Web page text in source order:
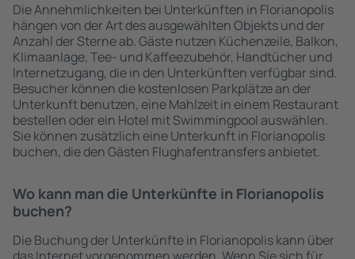
Die Annehmlichkeiten bei Unterkünften in Florianopolis
hängen von der Art des ausgewählten Objekts und der
Anzahl der Sterne ab. Gäste nutzen Küchenzeile, Balkon,
Klimaanlage, Tee- und Kaffeezubehör, Handtücher und
Internetzugang, die in den Unterkünften verfügbar sind.
Besucher können die kostenlosen Parkplätze an der
Unterkunft benutzen, eine Mahlzeit in einem Restaurant
bestellen oder ein Hotel mit Swimmingpool auswählen.
Sie können zusätzlich eine Unterkunft in Florianopolis
buchen, die den Gästen Flughafentransfers anbietet.
Wo kann man die Unterkünfte in Florianopolis
buchen?
Die Buchung der Unterkünfte in Florianopolis kann über